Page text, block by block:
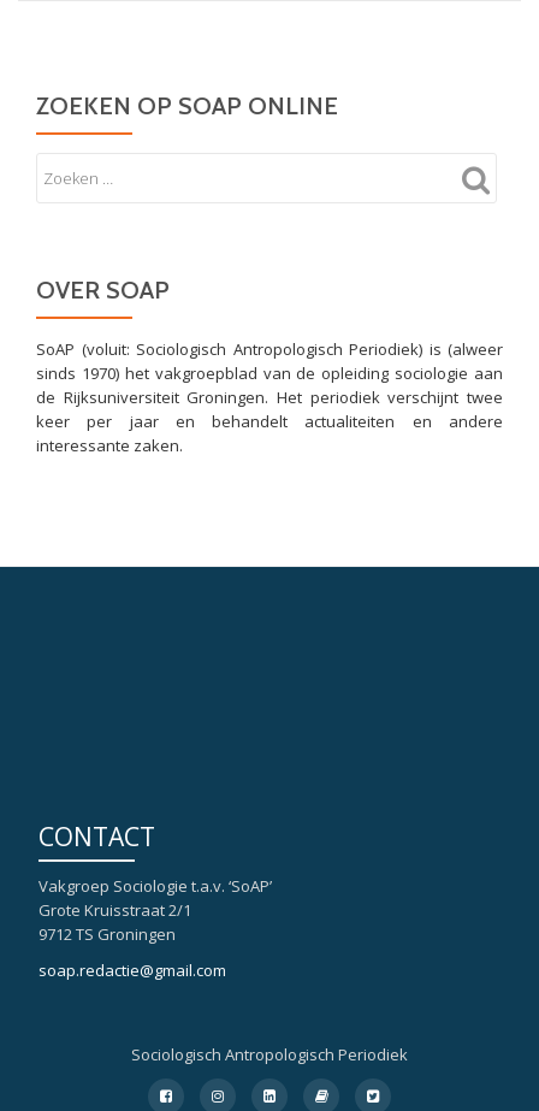
ZOEKEN OP SOAP ONLINE
OVER SOAP
SoAP (voluit: Sociologisch Antropologisch Periodiek) is (alweer
sinds 1970) het vakgroepblad van de opleiding sociologie aan
de Rijksuniversiteit Groningen. Het periodiek verschijnt twee
keer per jaar en behandelt actualiteiten en andere
interessante zaken.
CONTACT
Vakgroep Sociologie t.a.v. ‘SoAP’
Grote Kruisstraat 2/1
9712 TS Groningen
soap.redactie@gmail.com
Sociologisch Antropologisch Periodiek
Secondair
fa-
fa-
fa-
fa-
fa-